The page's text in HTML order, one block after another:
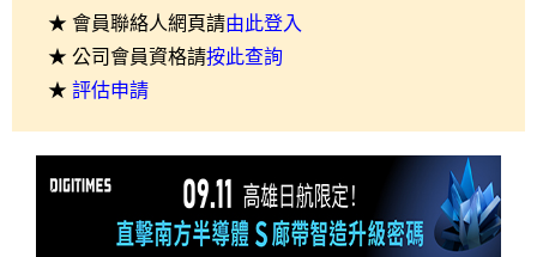
★ 會員聯絡人網頁請由此登入
★ 公司會員資格請按此查詢
★ 評估申請